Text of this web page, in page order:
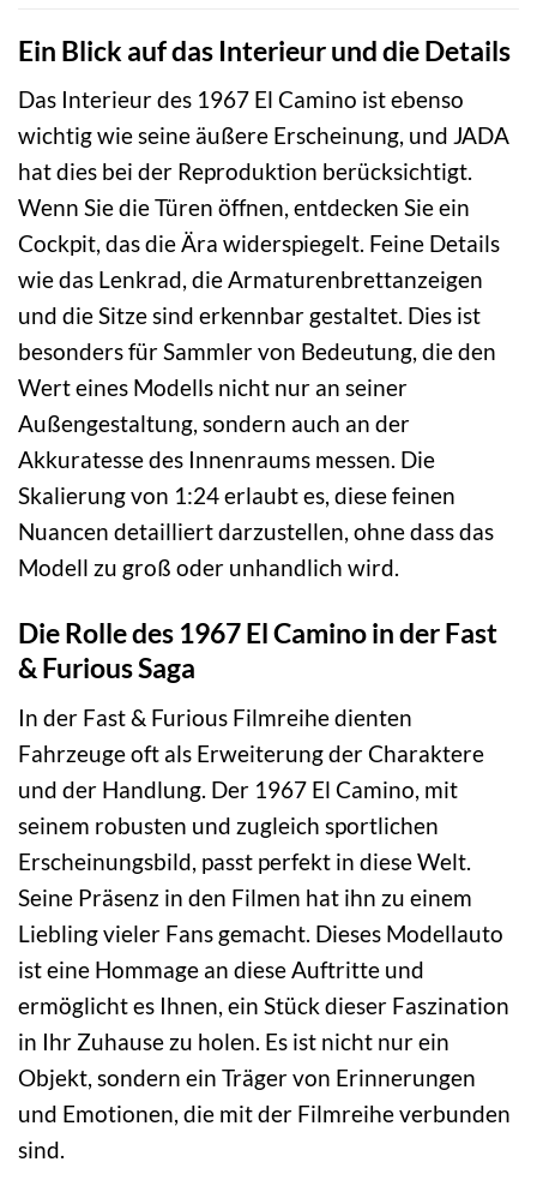
Ein Blick auf das Interieur und die Details
Das Interieur des 1967 El Camino ist ebenso
wichtig wie seine äußere Erscheinung, und JADA
hat dies bei der Reproduktion berücksichtigt.
Wenn Sie die Türen öffnen, entdecken Sie ein
Cockpit, das die Ära widerspiegelt. Feine Details
wie das Lenkrad, die Armaturenbrettanzeigen
und die Sitze sind erkennbar gestaltet. Dies ist
besonders für Sammler von Bedeutung, die den
Wert eines Modells nicht nur an seiner
Außengestaltung, sondern auch an der
Akkuratesse des Innenraums messen. Die
Skalierung von 1:24 erlaubt es, diese feinen
Nuancen detailliert darzustellen, ohne dass das
Modell zu groß oder unhandlich wird.
Die Rolle des 1967 El Camino in der Fast
& Furious Saga
In der Fast & Furious Filmreihe dienten
Fahrzeuge oft als Erweiterung der Charaktere
und der Handlung. Der 1967 El Camino, mit
seinem robusten und zugleich sportlichen
Erscheinungsbild, passt perfekt in diese Welt.
Seine Präsenz in den Filmen hat ihn zu einem
Liebling vieler Fans gemacht. Dieses Modellauto
ist eine Hommage an diese Auftritte und
ermöglicht es Ihnen, ein Stück dieser Faszination
in Ihr Zuhause zu holen. Es ist nicht nur ein
Objekt, sondern ein Träger von Erinnerungen
und Emotionen, die mit der Filmreihe verbunden
sind.